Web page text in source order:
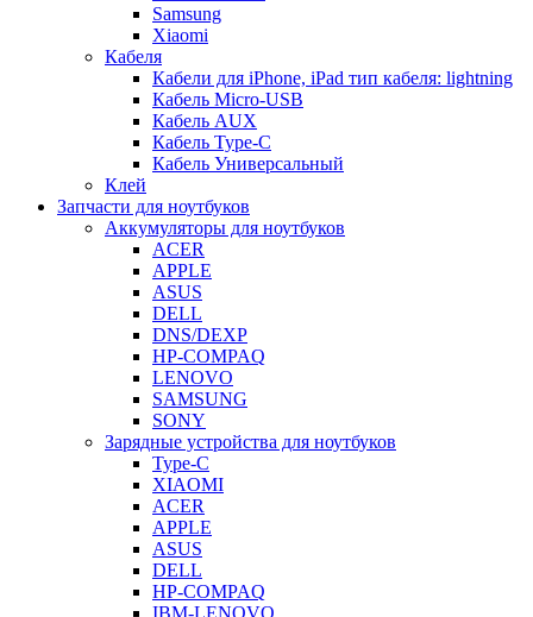
Samsung
Xiaomi
Кабеля
Кабели для iPhone, iPad тип кабеля: lightning
Кабель Micro-USB
Кабель AUX
Кабель Type-C
Кабель Универсальный
Клей
Запчасти для ноутбуков
Аккумуляторы для ноутбуков
ACER
APPLE
ASUS
DELL
DNS/DEXP
HP-COMPAQ
LENOVO
SAMSUNG
SONY
Зарядные устройства для ноутбуков
Type-C
XIAOMI
ACER
APPLE
ASUS
DELL
HP-COMPAQ
IBM-LENOVO